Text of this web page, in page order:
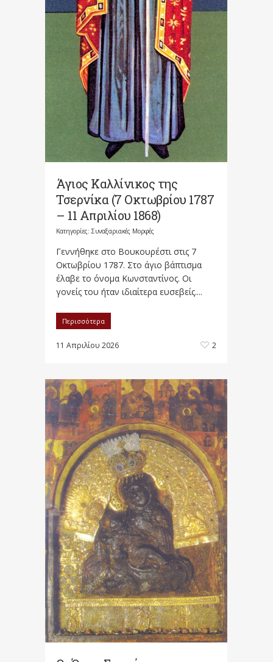
Άγιος Καλλίνικος της
Τσερνίκα (7 Οκτωβρίου 1787
– 11 Απριλίου 1868)
Κατηγορίες: Συναξαριακές Μορφές
Γεννήθηκε στο Βουκουρέστι στις 7
Οκτωβρίου 1787. Στο άγιο βάπτισμα
έλαβε το όνομα Κωνσταντίνος. Οι
γονείς του ήταν ιδιαίτερα ευσεβείς....
Περισσότερα
11 Απριλίου 2026 2